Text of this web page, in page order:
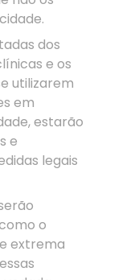
dos
e os
utilizarem
em
estarão
e
legais
o
extrema